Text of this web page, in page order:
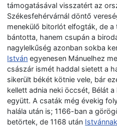
támogatásával visszatért az
Székesfehérvárnál döntő
menekülő bitorlót elfogták, de a
bántotta, hanem csupán a
nagylelkűség azonban sokba
István egyenesen Mánuelhez
császár ismét haddal sietett a
sikerült békét kötnie vele, bár
kellett adnia neki öccsét, Bélát
együtt. A csaták még évekig
halála után is; 1166-ban a
betörtek, de 1168 után Istvánnak